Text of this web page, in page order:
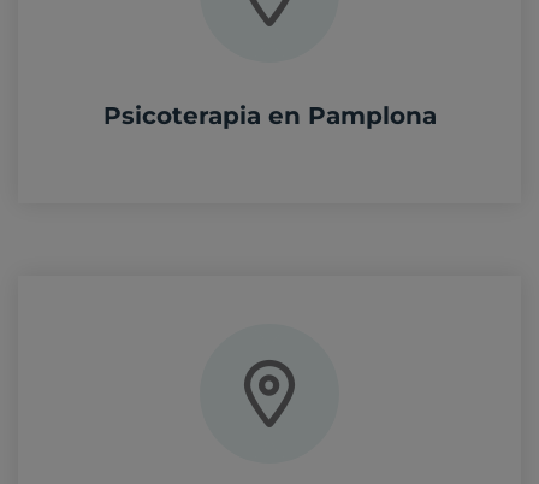
Psicoterapia en Pamplona